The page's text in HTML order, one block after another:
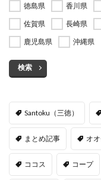
徳島県
香川県
佐賀県
長崎県
鹿児島県
沖縄県
検索
Santoku（三徳）
まとめ記事 オ
ココス コープ